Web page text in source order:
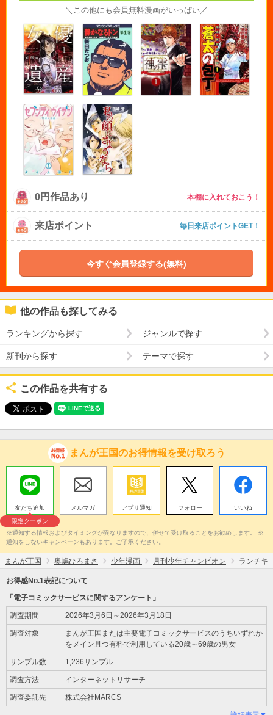
＼この他にも会員無料漫画がいっぱい／
0円作品あり 本棚に入れておこう！
来店ポイント 毎日来店ポイントGET！
今すぐ会員登録する(無料)
他の作品も探してみる
ランキングから探す ジャンルで探す
新刊から探す テーマで探す
この作品を共有する
まんが王国のお得情報を受け取ろう
友だち追加
限定クーポン
メルマガ アプリ通知 フォロー いいね
※通知する情報およびタイミングが異なりますので、併せて受け取ることをお勧めします。 ※
通知をしないキャンペーンもあります。ご了承ください。
まんが王国 奥嶋ひろまさ 少年漫画 月刊少年チャンピオン ランチキ
お得感No.1表記について
「電子コミックサービスに関するアンケート」
調査期間 2026年3月6日～2026年3月18日
調査対象
まんが王国または主要電子コミックサービスのうちいずれか
をメイン且つ有料で利用している20歳～69歳の男女
サンプル数 1,236サンプル
調査方法 インターネットリサーチ
調査委託先 株式会社MARCS